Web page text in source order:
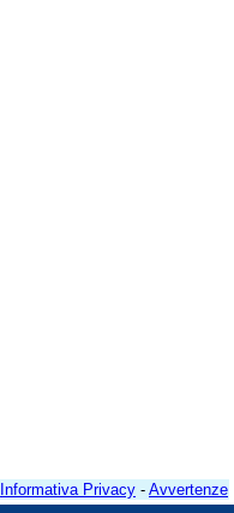
Informativa Privacy - Avvertenze